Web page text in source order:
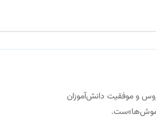
هدف کمک به درک بهتر دروس و موفقیت دانش‌آموزان
موش‌ها»ست.